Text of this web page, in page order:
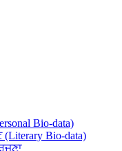
Bio-data)
Bio-data)